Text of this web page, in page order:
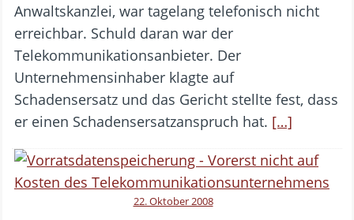
Anwaltskanzlei, war tagelang telefonisch nicht
erreichbar. Schuld daran war der
Telekommunikationsanbieter. Der
Unternehmensinhaber klagte auf
Schadensersatz und das Gericht stellte fest, dass
er einen Schadensersatzanspruch hat. […]
22. Oktober 2008